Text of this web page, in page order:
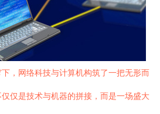
，网络科技与计算机构筑了一把无形而
仅是技术与机器的拼接，而是一场盛大